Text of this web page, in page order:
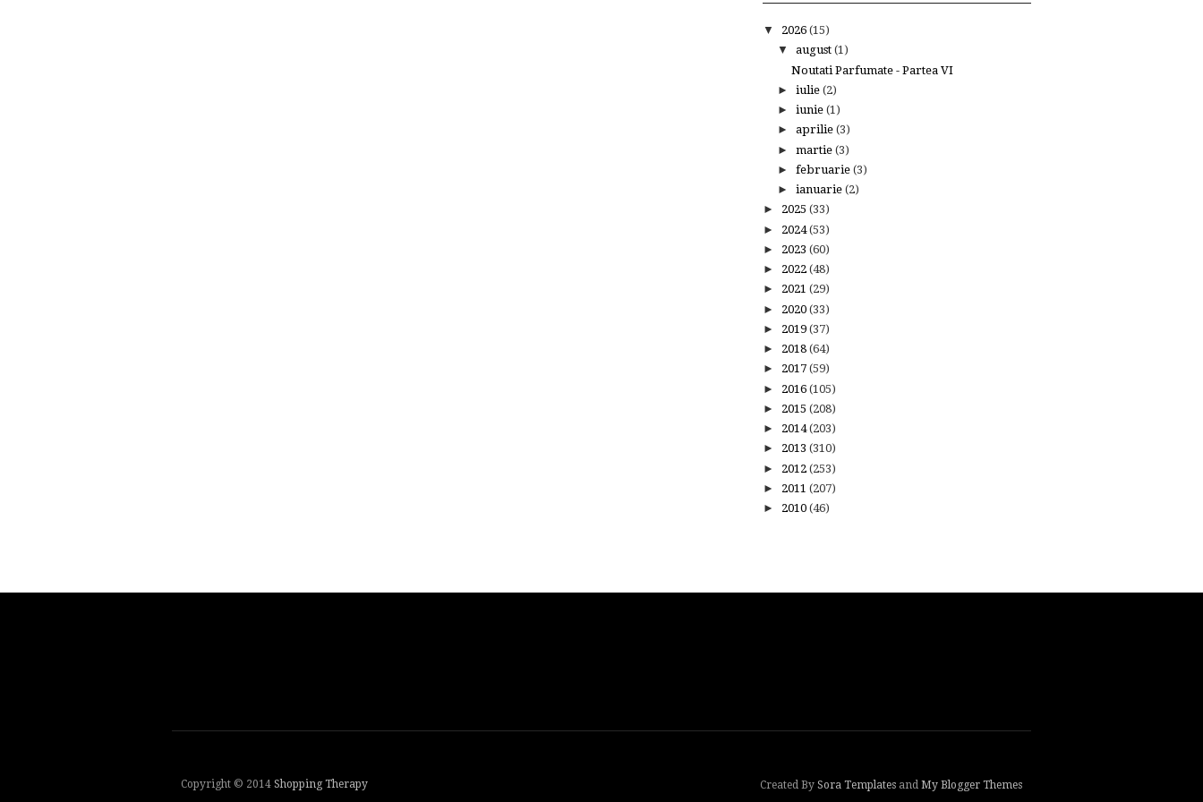
▼ 2026 (15)
▼ august (1)
Noutati Parfumate - Partea VI
► iulie (2)
► iunie (1)
► aprilie (3)
► martie (3)
► februarie (3)
► ianuarie (2)
► 2025 (33)
► 2024(53)
► 2023 (60)
► 2022 (48)
► 2021 (29)
► 2020 (33)
► 2019 (37)
► 2018 (64)
► 2017 (59)
► 2016 (105)
► 2015 (208)
► 2014(203)
► 2013 (310)
► 2012 (253)
► 2011 (207)
► 2010 (46)
Copyright © 2014 Shopping Therapy Created By Sora Templates and My Blogger Themes